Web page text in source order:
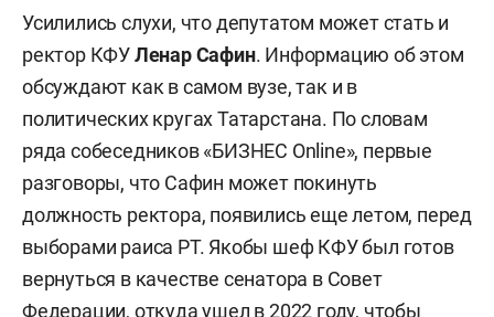
Усилились слухи, что депутатом может стать и
ректор КФУЛенар Сафин. Информацию об этом
обсуждают как в самом вузе, так и в
политических кругах Татарстана. По словам
ряда собеседников «БИЗНЕС Online», первые
разговоры, что Сафин может покинуть
должность ректора, появились еще летом, перед
выборами раиса РТ. Якобы шеф КФУ был готов
вернуться в качестве сенатора в Совет
Федерации, откуда ушел в 2022 году, чтобы